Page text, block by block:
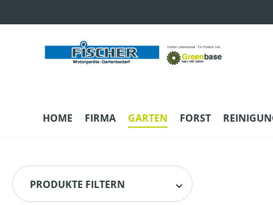
HOME FIRMA GARTEN FORST
PRODUKTE FILTERN